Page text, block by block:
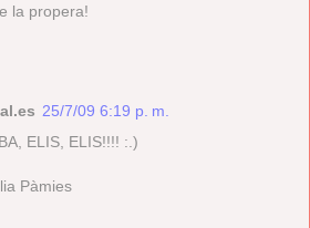
la propera!
25/7/09 6:19 p. m.
ELIS, ELIS!!!! :.)
Pàmies